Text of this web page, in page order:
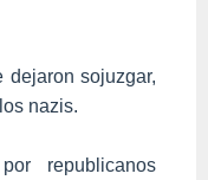
dejaron sojuzgar,
nazis.
republicanos